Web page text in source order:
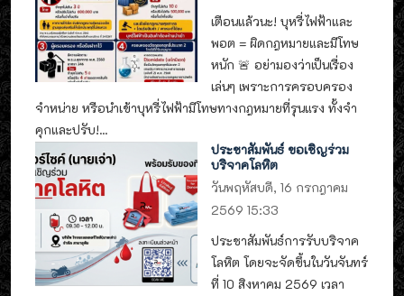
เตือนแล้วนะ! บุหรี่ไฟฟ้าและ
พอต = ผิดกฎหมายและมีโทษ
หนัก 🚨 อย่ามองว่าเป็นเรื่อง
เล่นๆ เพราะการครอบครอง
จำหน่าย หรือนำเข้าบุหรี่ไฟฟ้ามีโทษทางกฎหมายที่รุนแรง ทั้งจำ
คุกและปรับ!...
ประชาสัมพันธ์ ขอเชิญร่วม
บริจาคโลหิต
วันพฤหัสบดี, 16 กรกฎาคม
2569 15:33
ประชาสัมพันธ์การรับบริจาค
โลหิต โดยจะจัดขึ้นในวันจันทร์
ที่ 10 สิงหาคม 2569 เวลา